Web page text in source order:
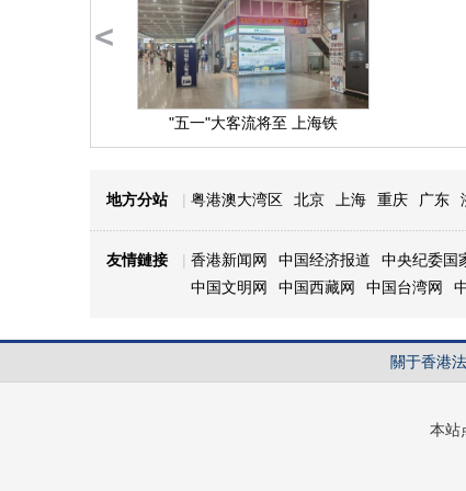
<
"五一"大客流将至 上海铁
地方分站 | 粤港澳大湾区 北京 上海 重庆 广东
友情鏈接 | 香港新闻网 中国经济报道 中央纪委国
中国文明网
中国西藏网 中国台湾网
關于香港
本站